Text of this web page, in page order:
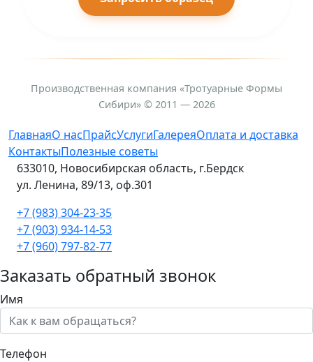
Производственная компания «Тротуарные Формы
Сибири» © 2011 — 2026
ГлавнаяО насПрайсУслугиГалереяОплата и доставка
КонтактыПолезные советы
633010, Новосибирская область, г.Бердск
ул. Ленина, 89/13, оф.301
+7 (983) 304-23-35
+7 (903) 934-14-53
+7 (960) 797-82-77
Заказать обратный звонок
Имя
Телефон